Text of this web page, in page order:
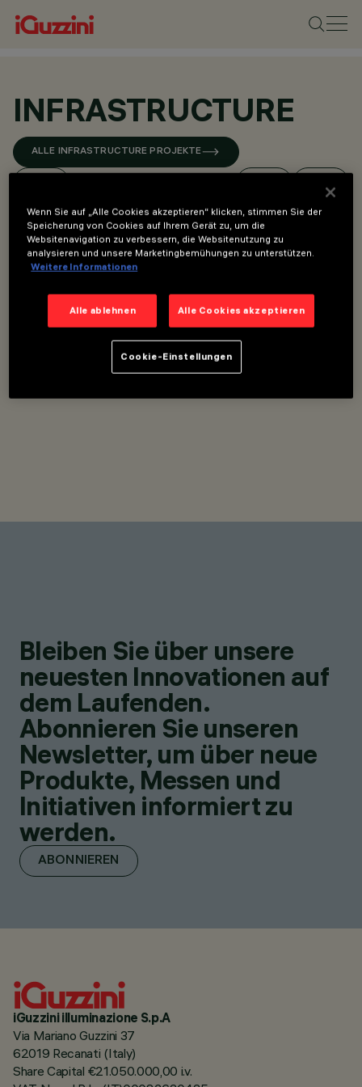
INFRASTRUCTURE
ALLE INFRASTRUCTURE PROJEKTE
Bleiben Sie über unsere
neuesten Innovationen auf
dem Laufenden.
Abonnieren Sie unseren
Newsletter, um über neue
Produkte, Messen und
Initiativen informiert zu
werden.
ABONNIEREN
iGuzzini illuminazione S.p.A
Via Mariano Guzzini 37
62019 Recanati (Italy)
Share Capital €21.050.000,00 i.v.
Wenn Sie auf „Alle Cookies akzeptieren“ klicken, stimmen Sie der
Speicherung von Cookies auf Ihrem Gerät zu, um die
Websitenavigation zu verbessern, die Websitenutzung zu
analysieren und unsere Marketingbemühungen zu unterstützen.
Weitere Informationen
Alle ablehnen Alle Cookies akzeptieren
Cookie-Einstellungen